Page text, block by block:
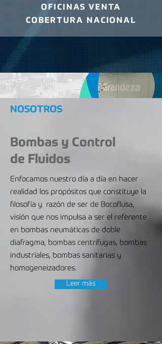
OFICINAS VENTA
COBERTURA NACIONAL
NOSOTROS
Bombas y Control
de Fluidos
Enfocamos nuestro día a día en hacer
realidad los propósitos que constituye la
filosofía y razón de ser de Bocoflusa,
visión que nos impulsa a ser el referente
en bombas neumáticas de doble
diafragma, bombas centrífugas, bombas
industriales, bombas sanitarias y
homogeneizadores.
Leer más